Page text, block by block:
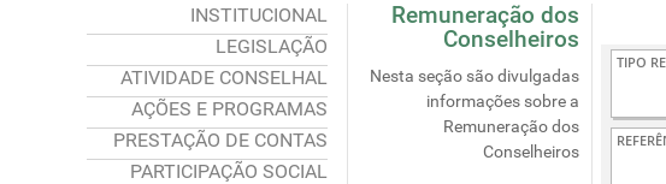
INSTITUCIONAL
LEGISLAÇÃO
ATIVIDADE CONSELHAL
AÇÕES E PROGRAMAS
PRESTAÇÃO DE CONTAS
PARTICIPAÇÃO SOCIAL
Remuneração dos
Conselheiros
Nesta seção são divulgadas
informações sobre a
Remuneração dos
Conselheiros